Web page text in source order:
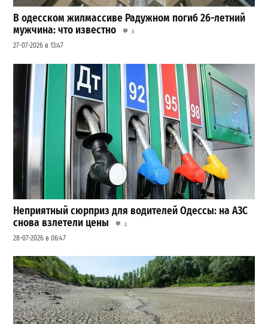
В одесском жилмассиве Радужном погиб 26-летний
мужчина: что известно
3
27-07-2026 в 13:47
Неприятный сюрприз для водителей Одессы: на АЗС
снова взлетели цены
2
28-07-2026 в 06:47